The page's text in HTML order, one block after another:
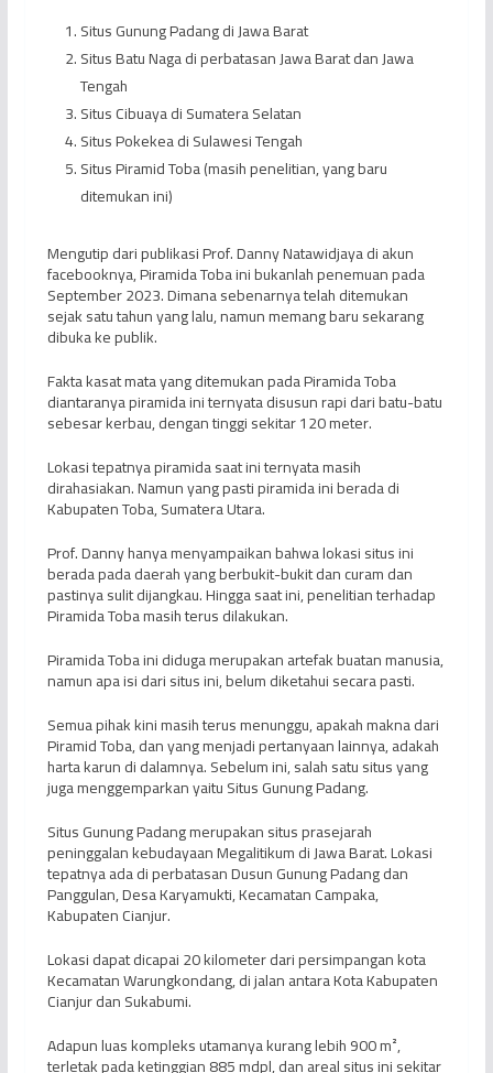
Situs Gunung Padang di Jawa Barat
Situs Batu Naga di perbatasan Jawa Barat dan Jawa
Tengah
Situs Cibuaya di Sumatera Selatan
Situs Pokekea di Sulawesi Tengah
Situs Piramid Toba (masih penelitian, yang baru
ditemukan ini)
Mengutip dari publikasi Prof. Danny Natawidjaya di akun
facebooknya, Piramida Toba ini bukanlah penemuan pada
September 2023. Dimana sebenarnya telah ditemukan
sejak satu tahun yang lalu, namun memang baru sekarang
dibuka ke publik.
Fakta kasat mata yang ditemukan pada Piramida Toba
diantaranya piramida ini ternyata disusun rapi dari batu-batu
sebesar kerbau, dengan tinggi sekitar 120 meter.
Lokasi tepatnya piramida saat ini ternyata masih
dirahasiakan. Namun yang pasti piramida ini berada di
Kabupaten Toba, Sumatera Utara.
Prof. Danny hanya menyampaikan bahwa lokasi situs ini
berada pada daerah yang berbukit-bukit dan curam dan
pastinya sulit dijangkau. Hingga saat ini, penelitian terhadap
Piramida Toba masih terus dilakukan.
Piramida Toba ini diduga merupakan artefak buatan manusia,
namun apa isi dari situs ini, belum diketahui secara pasti.
Semua pihak kini masih terus menunggu, apakah makna dari
Piramid Toba, dan yang menjadi pertanyaan lainnya, adakah
harta karun di dalamnya. Sebelum ini, salah satu situs yang
juga menggemparkan yaitu Situs Gunung Padang.
Situs Gunung Padang merupakan situs prasejarah
peninggalan kebudayaan Megalitikum di Jawa Barat. Lokasi
tepatnya ada di perbatasan Dusun Gunung Padang dan
Panggulan, Desa Karyamukti, Kecamatan Campaka,
Kabupaten Cianjur.
Lokasi dapat dicapai 20 kilometer dari persimpangan kota
Kecamatan Warungkondang, di jalan antara Kota Kabupaten
Cianjur dan Sukabumi.
Adapun luas kompleks utamanya kurang lebih 900 m²,
terletak pada ketinggian 885 mdpl, dan areal situs ini sekitar